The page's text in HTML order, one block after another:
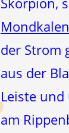
der Strom
aus der
Leiste
am